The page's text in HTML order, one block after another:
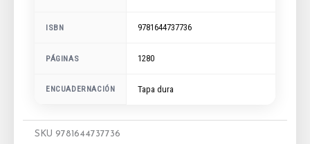
ISBN 9781644737736
PÁGINAS 1280
ENCUADERNACIÓN Tapa dura
SKU 9781644737736